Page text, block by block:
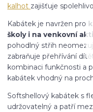
kalhot zajišťuje
Kabátek je navržen pro
školy i na venkovní
pohodlný střih
zabraňuje přehřívání
kombinaci funkčnosti a
kabátek vhodný na
Softshellový kabátek s
udržovatelný a patří